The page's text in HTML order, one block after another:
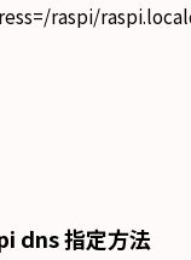
raspi/
dns 指定方法